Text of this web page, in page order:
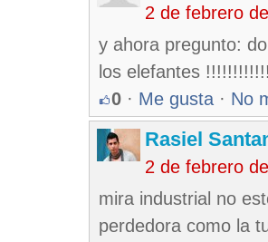
2 de febrero
y ahora pregunto:
los elefantes
0 · Me gusta · No
Rasiel
2 de febrero
mira industrial no
perdedora como la